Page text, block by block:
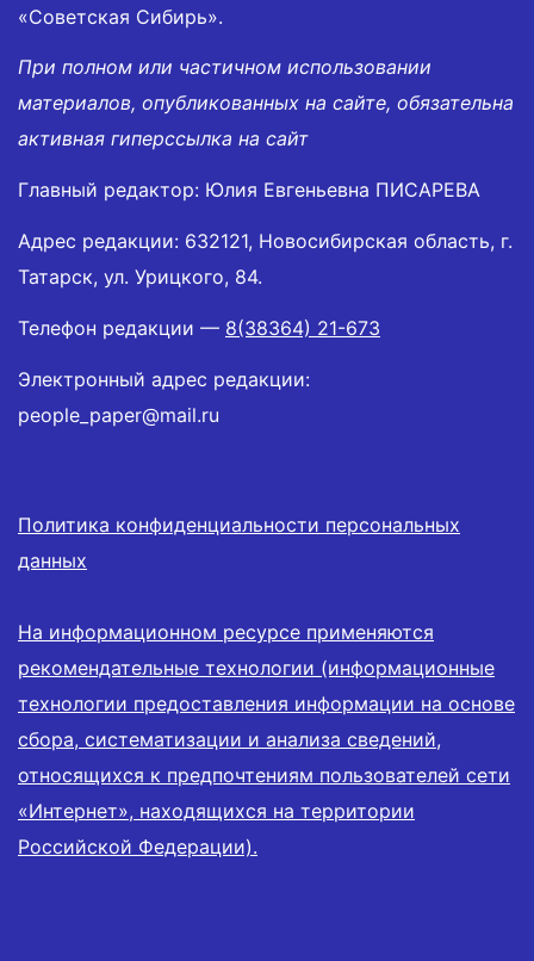
«Советская Сибирь».
При полном или частичном использовании
материалов, опубликованных на сайте, обязательна
активная гиперссылка на сайт
Главный редактор: Юлия Евгеньевна ПИСАРЕВА
Адрес редакции: 632121, Новосибирская область, г.
Татарск, ул. Урицкого, 84.
Телефон редакции — 8(38364) 21-673
Электронный адрес редакции:
people_paper@mail.ru
Политика конфиденциальности персональных
данных
На информационном ресурсе применяются
рекомендательные технологии (информационные
технологии предоставления информации на основе
сбора, систематизации и анализа сведений,
относящихся к предпочтениям пользователей сети
«Интернет», находящихся на территории
Российской Федерации).